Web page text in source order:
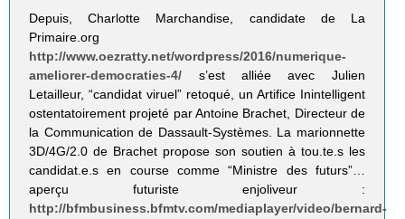
Depuis, Charlotte Marchandise, candidate de La
Primaire.org
http://www.oezratty.net/wordpress/2016/numerique-
ameliorer-democraties-4/ s’est alliée avec Julien
Letailleur, “candidat viruel” retoqué, un Artifice Inintelligent
ostentatoirement projeté par Antoine Brachet, Directeur de
la Communication de Dassault-Systèmes. La marionnette
3D/4G/2.0 de Brachet propose son soutien à tou.te.s les
candidat.e.s en course comme “Ministre des futurs”…
aperçu futuriste enjoliveur :
http://bfmbusiness.bfmtv.com/mediaplayer/video/bernard-